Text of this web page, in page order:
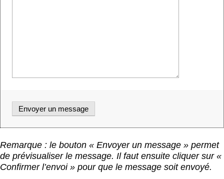
Remarque : le bouton « Envoyer un message » permet
de prévisualiser le message. Il faut ensuite cliquer sur «
Confirmer l’envoi » pour que le message soit envoyé.